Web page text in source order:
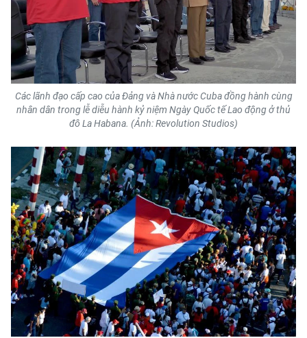
Các lãnh đạo cấp cao của Đảng và Nhà nước Cuba đồng hành cùng
nhân dân trong lễ diễu hành kỷ niệm Ngày Quốc tế Lao động ở thủ
đô La Habana. (Ảnh: Revolution Studios)